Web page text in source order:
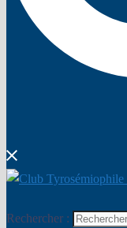
Rechercher :